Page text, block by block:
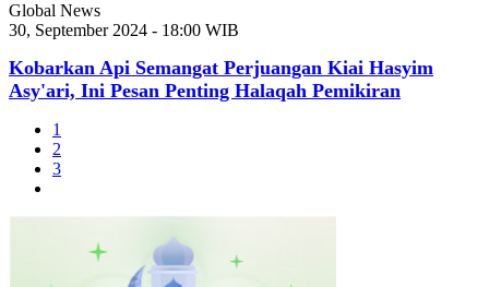
Global News
30, September 2024 - 18:00 WIB
Kobarkan Api Semangat Perjuangan Kiai Hasyim
Asy'ari, Ini Pesan Penting Halaqah Pemikiran
1
2
3